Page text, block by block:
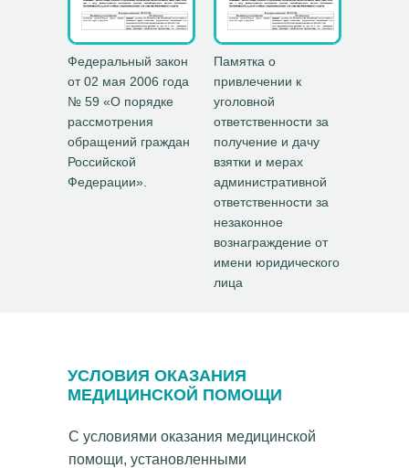
Федеральный закон
от 02 мая 2006 года
№ 59 «О порядке
рассмотрения
обращений граждан
Российской
Федерации».
Памятка о
привлечении к
уголовной
ответственности за
получение и дачу
взятки и мерах
административной
ответственности за
незаконное
вознаграждение от
имени юридического
лица
С условиями оказания медицинской
помощи, установленными
УСЛОВИЯ ОКАЗАНИЯ
МЕДИЦИНСКОЙ ПОМОЩИ